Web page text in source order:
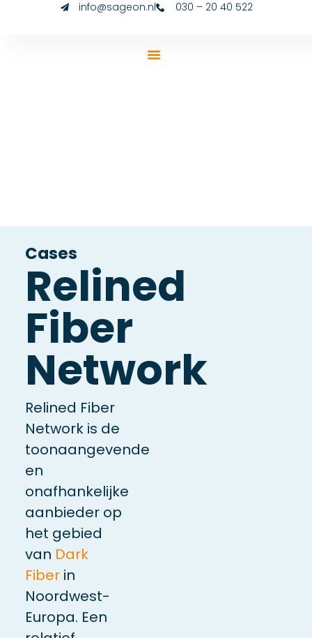
info@sageon.nl 030 – 20 40 522
Cases
Relined
Fiber
Network
Relined Fiber
Network is de
toonaangevende
en
onafhankelijke
aanbieder op
het gebied
van Dark
Fiberin
Noordwest-
Europa. Een